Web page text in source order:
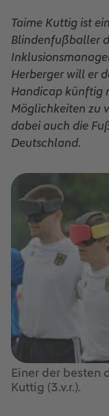
Taime Kuttig ist
Blindenfußballer
Herberger will er
Handicap künftig
Möglichkeiten zu
dabei auch die
Deutschland.
Einer der besten
Kuttig (3.v.r.).